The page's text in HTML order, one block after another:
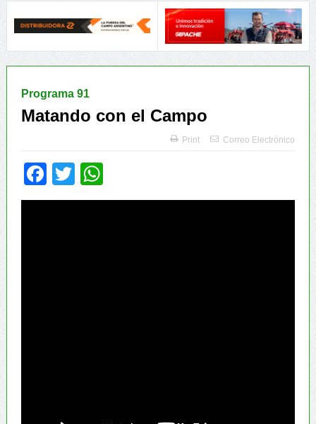
Programa 91
Matando con el Campo
Print Correo Electrónico
Facebook
Twitter